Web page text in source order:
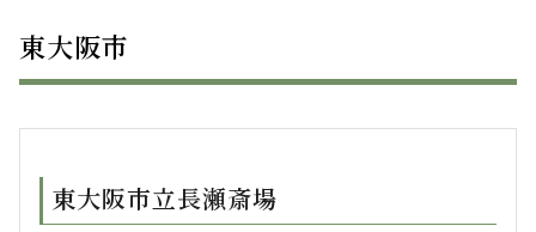
東大阪市
東大阪市立長瀬斎場